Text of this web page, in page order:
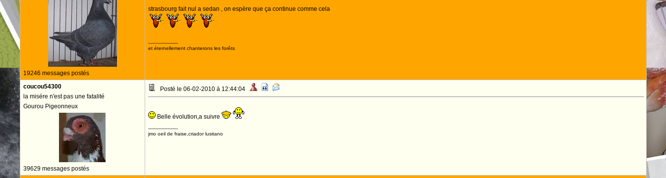
19246 messages postés
strasbourg fait nul a sedan , on espère que ça continue comme cela
--------------------
et éternellement chanterons les forêts
coucou54300
la misére n'est pas une fatalité
Gourou Pigeonneux
39629 messages postés
Posté le 06-02-2010 à 12:44:04
Belle évolution,a suivre
--------------------
jmo oeil de fraise,criador lusitano